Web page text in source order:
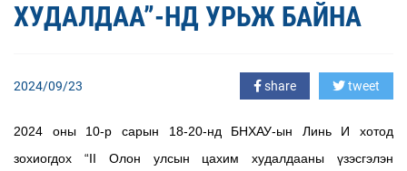
ХУДАЛДАА”-НД УРЬЖ БАЙНА
2024/09/23 share tweet
2024 оны 10-р сарын 18-20-нд БНХАУ-ын Линь И хотод
зохиогдох “II Олон улсын цахим худалдааны үзэсгэлэн